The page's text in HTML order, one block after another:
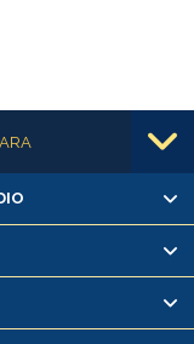
os